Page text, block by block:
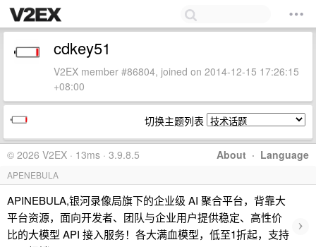
cdkey51
V2EX member #86804, joined on 2014-12-15 17:26:15
+08:00
切换主题列表
About · Language
© 2026 V2EX · 13ms · 3.9.8.5
APENEBULA
APINEBULA,银河录像局旗下的企业级 AI 聚合平台，背靠大
平台资源，面向开发者、团队与企业用户提供稳定、高性价
比的大模型 API 接入服务！各大满血模型，低至1折起，支持
›